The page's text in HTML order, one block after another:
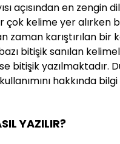
açısından en zengin
çok kelime yer alırken
zaman karıştırılan bir
bitişik sanılan
bitişik yazılmaktadır.
hakkında
YAZILIR?